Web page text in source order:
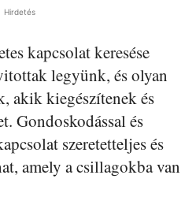
Hirdetés
kapcsolat keresése
legyünk, és olyan
akik kiegészítenek és
Gondoskodással és
szeretetteljes és
amely a csillagokba van